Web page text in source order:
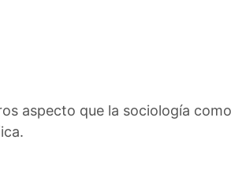
aspecto que la sociología